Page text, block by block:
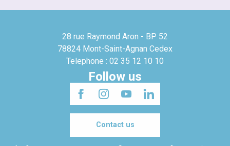
28 rue Raymond Aron - BP 52
78824 Mont-Saint-Agnan Cedex
Telephone : 02 35 12 10 10
Follow us
Contact us